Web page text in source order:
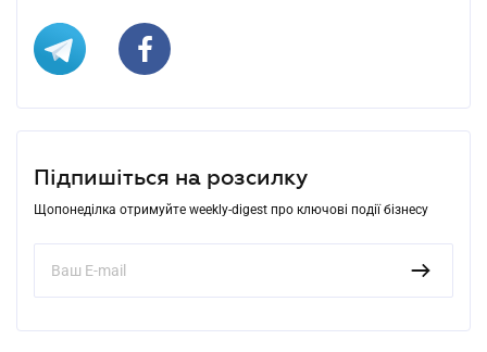
Підпишіться на розсилку
Щопонеділка отримуйте weekly-digest про ключові події бізнесу